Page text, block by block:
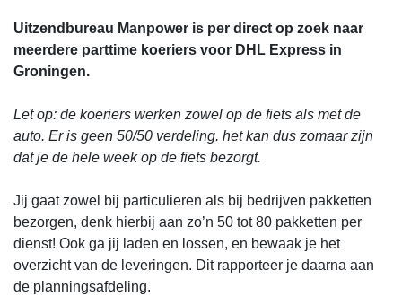
Uitzendbureau Manpower is per direct op zoek naar
meerdere parttime koeriers voor DHL Express in
Groningen.
Let op: de koeriers werken zowel op de fiets als met de
auto. Er is geen 50/50 verdeling. het kan dus zomaar zijn
dat je de hele week op de fiets bezorgt.
Jij gaat zowel bij particulieren als bij bedrijven pakketten
bezorgen, denk hierbij aan zo’n 50 tot 80 pakketten per
dienst! Ook ga jij laden en lossen, en bewaak je het
overzicht van de leveringen. Dit rapporteer je daarna aan
de planningsafdeling.